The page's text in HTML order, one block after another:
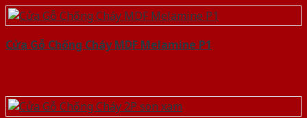
Cửa Gỗ Chống Cháy MDF Melamine P1